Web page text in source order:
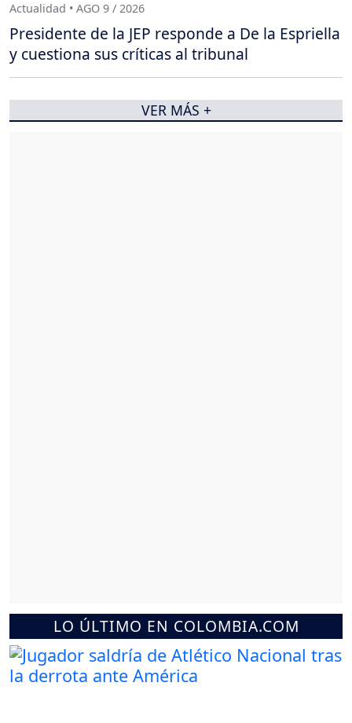
LO ÚLTIMO EN COLOMBIA.COM
Actualidad • AGO 9 / 2026
Presidente de la JEP responde a De la Espriella
y cuestiona sus críticas al tribunal
VER MÁS +